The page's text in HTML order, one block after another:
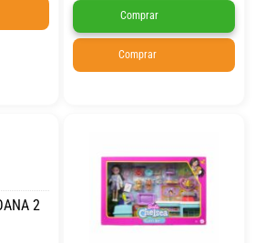
Comprar
Comprar
2